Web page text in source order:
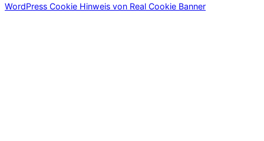
WordPress Cookie Hinweis von Real Cookie Banner